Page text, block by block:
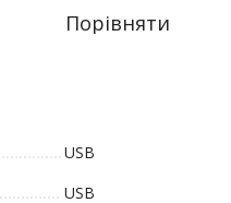
Порівняти
USB
USB